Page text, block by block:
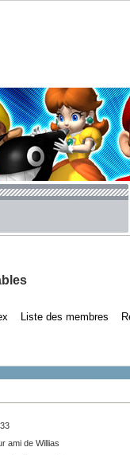
Liste des membres
ami de Willias